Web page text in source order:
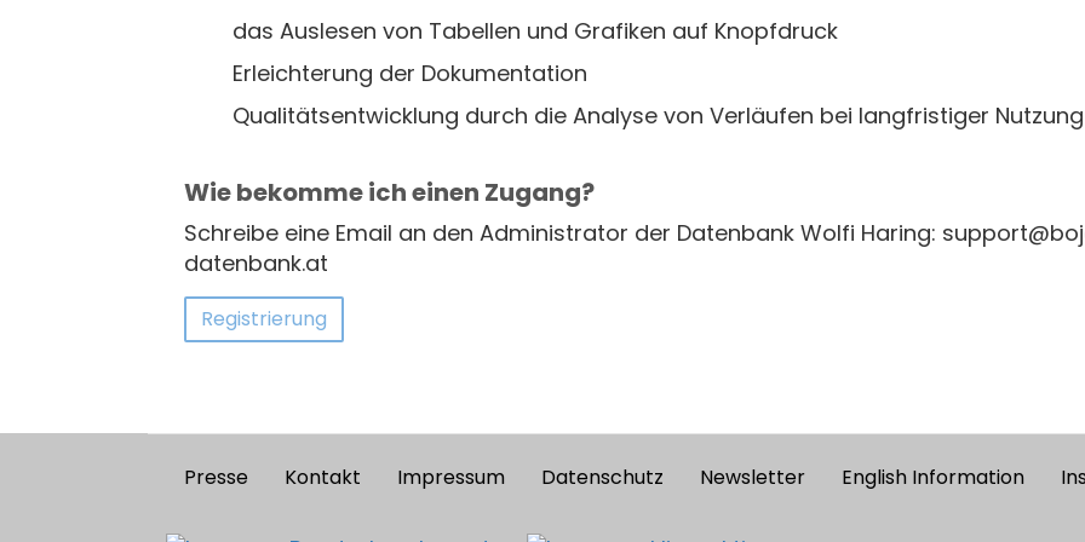
das Auslesen von Tabellen und Grafiken auf Knopfdruck
Erleichterung der Dokumentation
Qualitätsentwicklung durch die Analyse von Verläufen bei langfristiger Nutzung
Wie bekomme ich einen Zugang?
Schreibe eine Email an den Administrator der Datenbank Wolfi Haring:
datenbank.at
Registrierung
Footer
Presse Kontakt Impressum Datenschutz Newsletter English Information